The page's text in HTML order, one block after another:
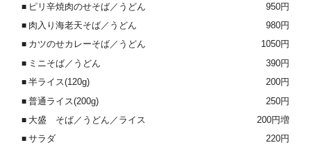
ピリ辛焼肉のせそば／うどん
950円
肉入り海老天そば／うどん
980円
カツのせカレーそば／うどん
1050円
ミニそば／うどん
390円
半ライス(120g)
200円
普通ライス(200g)
250円
大盛 そば／うどん／ライス
200円増
サラダ
220円